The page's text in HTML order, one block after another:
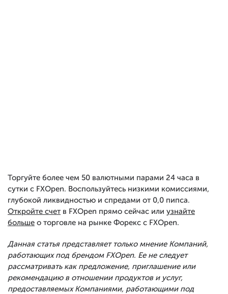
Торгуйте более чем 50 валютными парами 24 часа в
сутки с FXOpen. Воспользуйтесь низкими комиссиями,
глубокой ликвидностью и спредами от 0,0 пипса.
Откройте счет в FXOpen прямо сейчас или узнайте
больше о торговле на рынке Форекс с FXOpen.
Данная статья представляет только мнение Компаний,
работающих под брендом FXOpen. Ее не следует
рассматривать как предложение, приглашение или
рекомендацию в отношении продуктов и услуг,
предоставляемых Компаниями, работающими под